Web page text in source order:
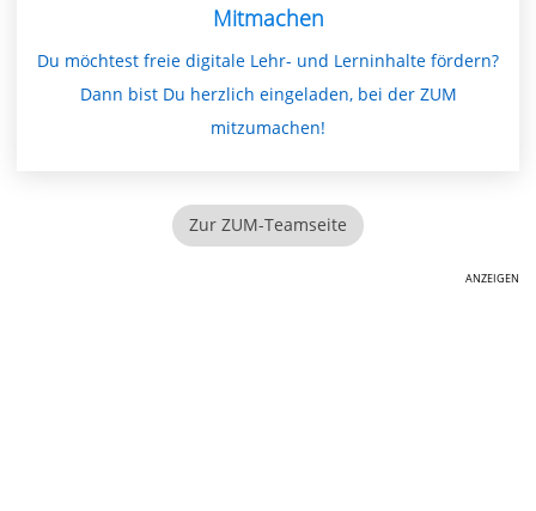
Mitmachen
Du möchtest freie digitale Lehr- und Lerninhalte fördern?
Dann bist Du herzlich eingeladen, bei der ZUM
mitzumachen!
Zur ZUM-Teamseite
ANZEIGEN